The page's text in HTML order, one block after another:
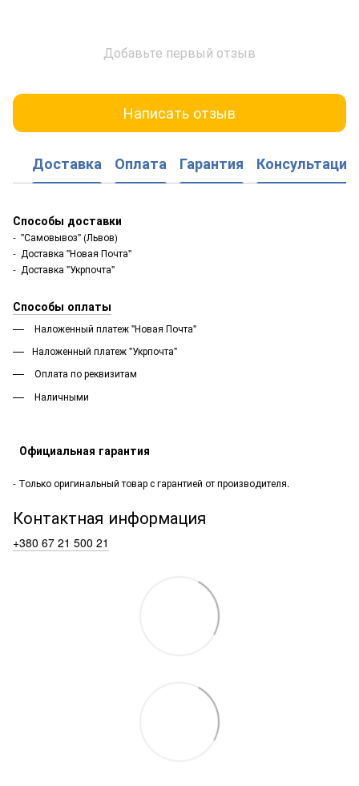
Добавьте первый отзыв
Написать отзыв
Доставка Оплата Гарантия Консультация
Способы доставки
- "Самовывоз" (Львов)
- Доставка "Новая Почта"
- Доставка "Укрпочта"
Способы оплаты
Наложенный платеж "Новая Почта"
Наложенный платеж "Укрпочта"
Оплата по реквизитам
Наличными
Официальная гарантия
- Только оригинальный товар с гарантией от производителя.
Контактная информация
+380 67 21 500 21